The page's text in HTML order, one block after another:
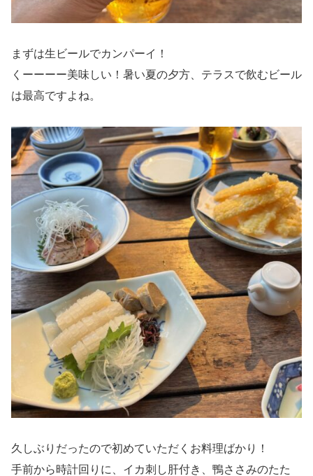
まずは生ビールでカンパーイ！
くーーーー美味しい！暑い夏の夕方、テラスで飲むビール
は最高ですよね。
久しぶりだったので初めていただくお料理ばかり！
手前から時計回りに、イカ刺し肝付き、鴨ささみのたた